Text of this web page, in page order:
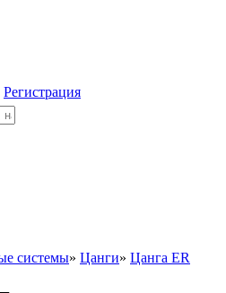
Регистрация
системы» Цанги» Цанга ER